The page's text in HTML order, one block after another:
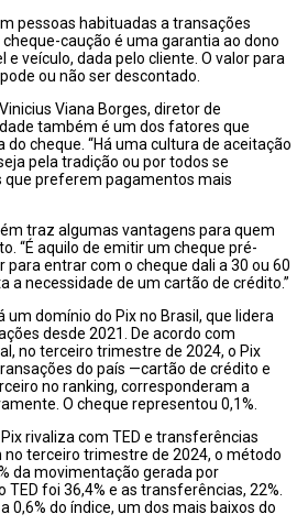
pessoas habituadas a transações
caução é uma garantia ao dono
veículo, dada pelo cliente. O valor para
ou não ser descontado.
Viana Borges, diretor de
também é um dos fatores que
do cheque. “Há uma cultura de aceitação
pela tradição ou por todos se
que preferem pagamentos mais
traz algumas vantagens para quem
“É aquilo de emitir um cheque pré-
para entrar com o cheque dali a 30 ou 60
a necessidade de um cartão de crédito.”
um domínio do Pix no Brasil, que lidera
desde 2021. De acordo com
no terceiro trimestre de 2024, o Pix
do país —cartão de crédito e
no ranking, corresponderam a
O cheque representou 0,1%.
rivaliza com TED e transferências
terceiro trimestre de 2024, o método
da movimentação gerada por
foi 36,4% e as transferências, 22%.
0,6% do índice, um dos mais baixos do